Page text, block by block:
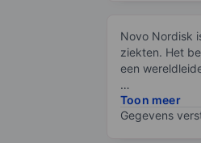
Novo Nordisk
ziekten. Het
een
Het
obesitas,
Toon meer
Gegevens